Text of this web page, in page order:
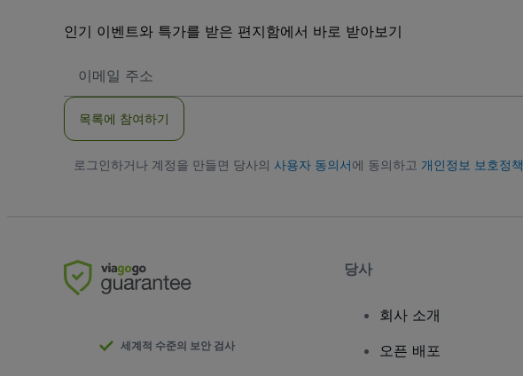
인기 이벤트와 특가를 받은 편지함에서 바로 받아보기
메
소
목록에 참여하기
로그인하거나 계정을 만들면 당사의 사용자 동의서에 동의하고 개인정보 보호정책
세계적 수준의 보안 검사
당사
회사 소개
오픈 배포